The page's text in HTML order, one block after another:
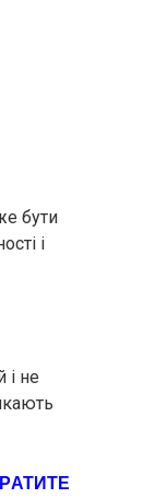
бути
і
і не